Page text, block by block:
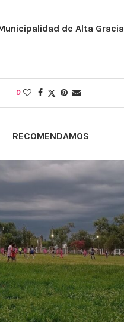
de Alta Gracia
0
RECOMENDAMOS